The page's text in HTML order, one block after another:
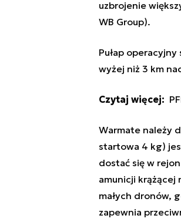
uzbrojenie
WB Group).
Pułap
wyżej niż 3 km
Czytaj więcej:
Warmate należy
startowa 4 kg)
dostać się w
amunicji krążącej
małych dronów,
zapewnia